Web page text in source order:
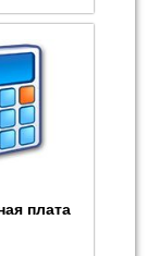
плата